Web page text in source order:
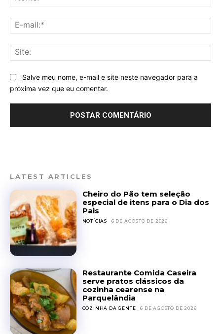
Salve meu nome, e-mail e site neste navegador para a
próxima vez que eu comentar.
LATEST ARTICLES
Cheiro do Pão tem seleção
especial de itens para o Dia dos
Pais
NOTÍCIAS 6 DE AGOSTO DE 2026
Restaurante Comida Caseira
serve pratos clássicos da
cozinha cearense na
Parquelândia
COZINHA DA GENTE 6 DE AGOSTO DE 2026